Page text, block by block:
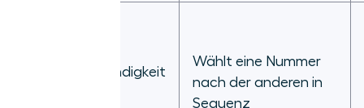
Wahlgeschwindigkeit
Wählt eine Nummer
nach der anderen in
Sequenz